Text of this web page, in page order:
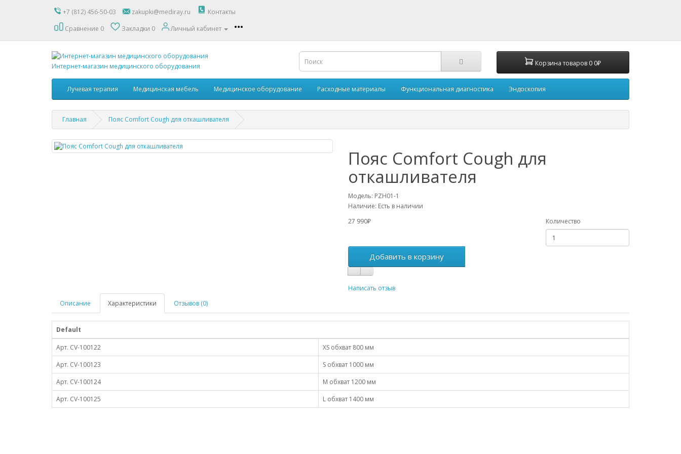
+7 (812) 456-50-03 zakupki@mediray.ru
Контакты
Сравнение 0 Закладки 0 Личный кабинет
Интернет-магазин медицинского оборудования Корзинатоваров 0 0₽
Лучевая терапия Медицинская мебель Медицинское оборудование Расходные материалы Функциональная диагностика Эндоскопия
Главная Пояс Comfort Cough для откашливателя
Пояс Comfort Cough для
откашливателя
Модель: PZH01-1
Наличие: Есть в наличии
27 990₽
Количество
Добавить в корзину
Написать отзыв
Описание
Характеристики Отзывов (0)
Default
Арт. CV-100122
XS обхват 800 мм
Арт. CV-100123
S обхват 1000 мм
Арт. CV-100124
М обхват 1200 мм
Арт. CV-100125
L обхват 1400 мм